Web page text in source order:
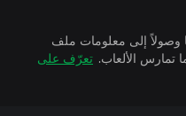
وصولاً إلى معلومات ملف
تعرّف على